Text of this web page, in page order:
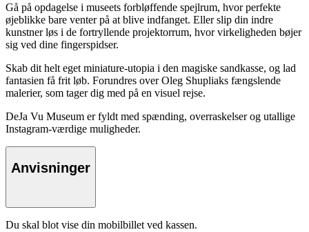
Gå på opdagelse i museets forbløffende spejlrum, hvor perfekte
øjeblikke bare venter på at blive indfanget. Eller slip din indre
kunstner løs i de fortryllende projektorrum, hvor virkeligheden bøjer
sig ved dine fingerspidser.
Skab dit helt eget miniature-utopia i den magiske sandkasse, og lad
fantasien få frit løb. Forundres over Oleg Shupliaks fængslende
malerier, som tager dig med på en visuel rejse.
DeJa Vu Museum er fyldt med spænding, overraskelser og utallige
Instagram-værdige muligheder.
Anvisninger
Du skal blot vise din mobilbillet ved kassen.